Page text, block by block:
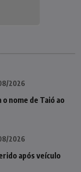
2026
nome de Taió ao
2026
após veículo